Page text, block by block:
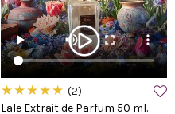
Lale Extrait de Parfüm 50 ml.
★★★★★ 2